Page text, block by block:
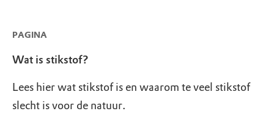
PAGINA
Wat is stikstof?
Lees hier wat stikstof is en waarom te veel stikstof
slecht is voor de natuur.